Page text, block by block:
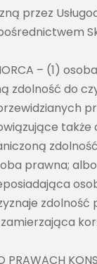
przez
– (1)
zdolność do
także
prawna;
zdolność
PRAWACH